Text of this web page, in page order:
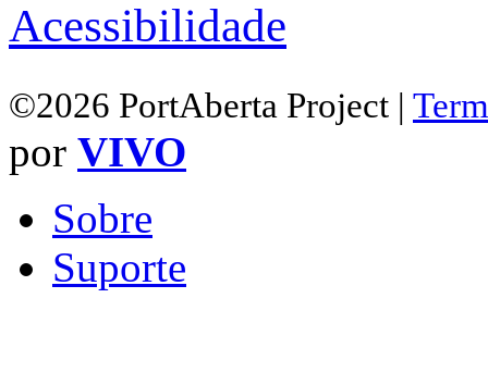
Acessibilidade
©2026 PortAberta Project |
por VIVO
Sobre
Suporte